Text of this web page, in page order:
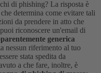
di phishing? La risposta è
determina come evitare tali
da prendere in atto che
riconoscere un'email di
generica
nessun riferimento al tuo
stata spedita da
a che fare, inoltre, è